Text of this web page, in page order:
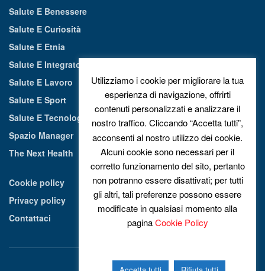
Salute E Benessere
Salute E Curiosità
Salute E Etnia
Salute E Integratori Alimentari
Salute E Lavoro
Salute E Sport
Salute E Tecnologia
Spazio Manager
The Next Health
Cookie policy
Privacy policy
Contattaci
Utilizziamo i cookie per migliorare la tua
esperienza di navigazione, offrirti
contenuti personalizzati e analizzare il
nostro traffico. Cliccando “Accetta tutti”,
acconsenti al nostro utilizzo dei cookie.
Alcuni cookie sono necessari per il
corretto funzionamento del sito, pertanto
non potranno essere disattivati; per tutti
gli altri, tali preferenze possono essere
modificate in qualsiasi momento alla
paginaCookie Policy